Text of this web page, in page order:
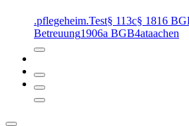
.pflegeheim.Test§ 113c§ 1816
Betreuung1906a BGB4ataachen